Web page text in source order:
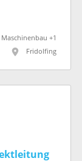
Maschinenbau +1
Fridolfing